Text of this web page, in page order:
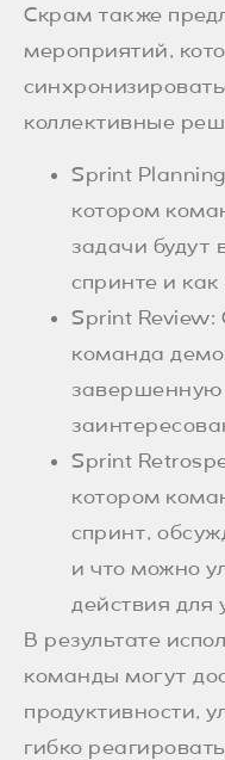
Скрам также
мероприятий,
коллективные
Sprint
котором
задачи
спринте и как
Sprint Review:
команда
завершенную
Sprint
котором
спринт,
и что можно
действия для
В результате
команды могут
продуктивности,
гибко